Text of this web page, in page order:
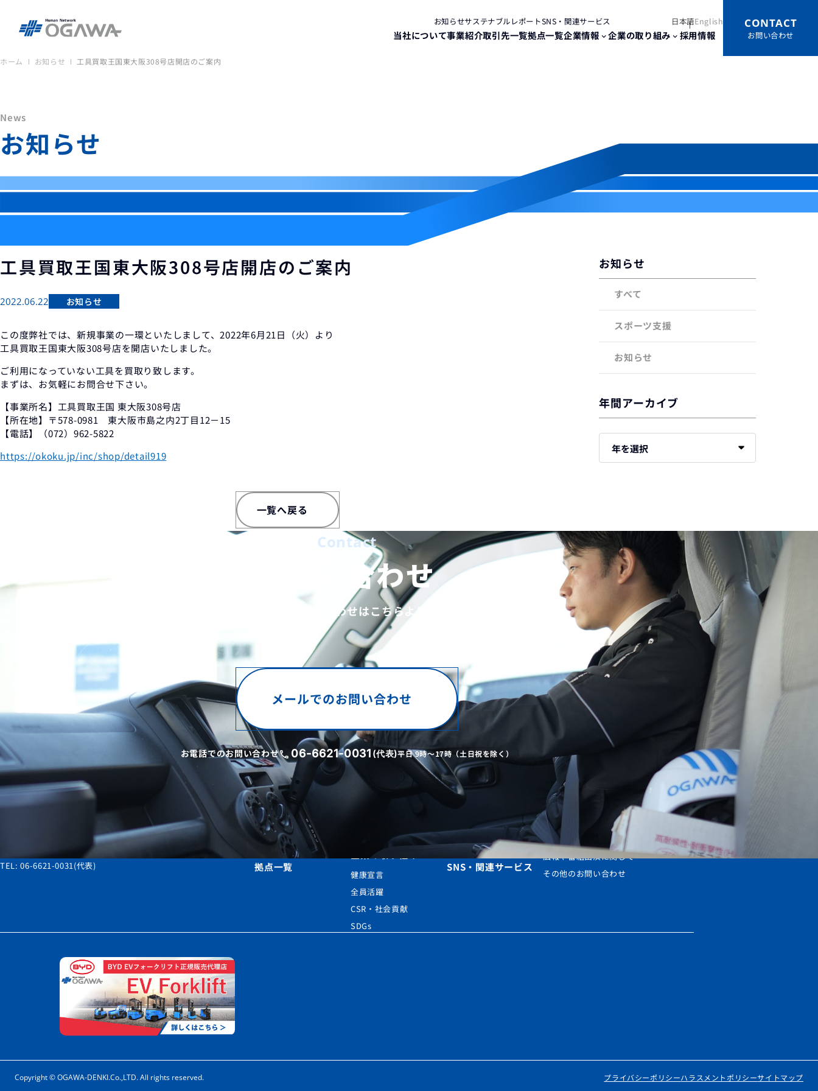
お知らせサステナブルレポートSNS・関連サービス 日本語English
当社について事業紹介取引先一覧拠点一覧企業情報 企業の取り組み 採用情報
CONTACT
お問い合わせ
ホーム お知らせ 工具買取王国東大阪308号店開店のご案内
News
お知らせ
工具買取王国東大阪308号店開店のご案内
2022.06.22 お知らせ
この度弊社では、新規事業の一環といたしまして、2022年6月21日（火）より
工具買取王国東大阪308号店を開店いたしました。
ご利用になっていない工具を買取り致します。
まずは、お気軽にお問合せ下さい。
【事業所名】工具買取王国 東大阪308号店
【所在地】〒578-0981 東大阪市島之内2丁目12－15
【電話】（072）962-5822
https://okoku.jp/inc/shop/detail919
一覧へ戻る
お知らせ
すべて
スポーツ支援
お知らせ
年間アーカイブ
Contact
お問い合わせ
製品に関するご相談やお問い合わせはこちらよりご連絡ください。
メールでのお問い合わせ
お電話でのお問い合わせcall 06-6621-0031 (代表)平日 9時〜17時（土日祝を除く）
大阪府大阪市阿倍野区阪南町2丁目2番4号
TEL: 06-6621-0031(代表)
小川電機について
事業紹介
取引先一覧
拠点一覧
企業情報
代表挨拶
企業の取り組み
健康宣言
全員活躍
CSR・社会貢献
SDGs
採用情報
サステナブルレポート
SNS・関連サービス
お問い合わせ
商品販売に関して
お取引に関して
商品・サービスに関して
小川電機に関して
広報や番組出演に関して
その他のお問い合わせ
Copyright © OGAWA-DENKI.Co.,LTD. All rights reserved. プライバシーポリシーハラスメントポリシーサイトマップ